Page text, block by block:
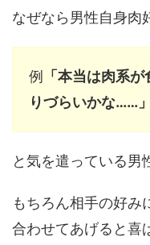
なぜなら男性自身肉
例
「本当は肉系
りづらいかな……」
と気を遣っている男
もちろん相手の好み
合わせてあげると喜